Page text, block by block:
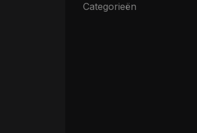
Categorieën